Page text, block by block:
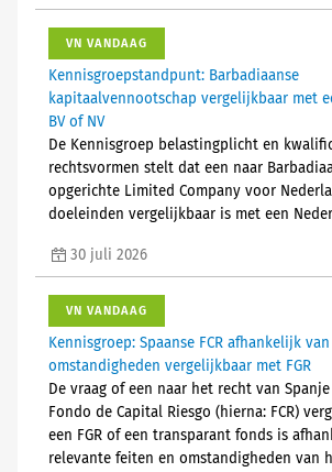
VN VANDAAG
Kennisgroepstandpunt: Barbadiaanse
kapitaalvennootschap vergelijkbaar met
BV of NV
De Kennisgroep belastingplicht en
rechtsvormen stelt dat een naar
opgerichte Limited Company voor
doeleinden vergelijkbaar is met een
30 juli 2026
VN VANDAAG
Kennisgroep: Spaanse FCR afhankelijk
omstandigheden vergelijkbaar met FGR
De vraag of een naar het recht van Spanje
Fondo de Capital Riesgo (hierna: FCR)
een FGR of een transparant fonds is
relevante feiten en omstandigheden van